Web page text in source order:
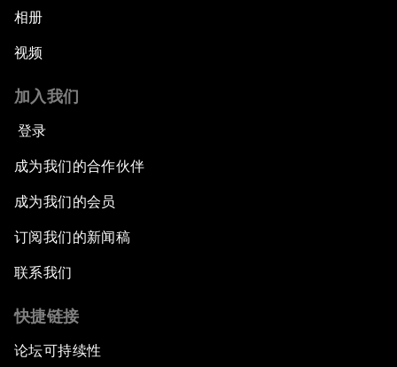
相册
视频
加入我们
登录
成为我们的合作伙伴
成为我们的会员
订阅我们的新闻稿
联系我们
快捷链接
论坛可持续性